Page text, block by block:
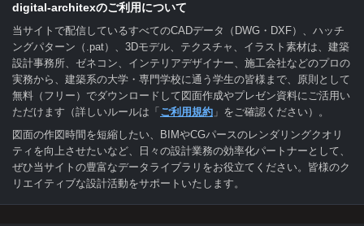
digital-architexのご利用について
当サイトで配信しているすべてのCADデータ（DWG・DXF）、ハッチ
ングパターン（.pat）、3Dモデル、テクスチャ、イラスト素材は、建築
設計事務所、ゼネコン、インテリアデザイナー、施工会社などのプロの
実務から、建築系の大学・専門学校に通う学生の皆様まで、原則として
無料（フリー）でダウンロードして図面作成やプレゼン資料にご活用い
ただけます（詳しいルールは「 ご利用規約 」をご確認ください）。
図面の作図時間を短縮したい、BIMやCGパースのレンダリングクオリ
ティを向上させたいなど、日々の設計業務の効率化パートナーとして、
ぜひ当サイトの豊富なデータライブラリをお役立てください。皆様のク
リエイティブな設計活動をサポートいたします。